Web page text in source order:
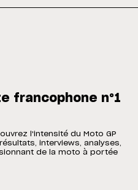
francophone n°1
l'intensité du Moto GP
interviews, analyses,
de la moto à portée